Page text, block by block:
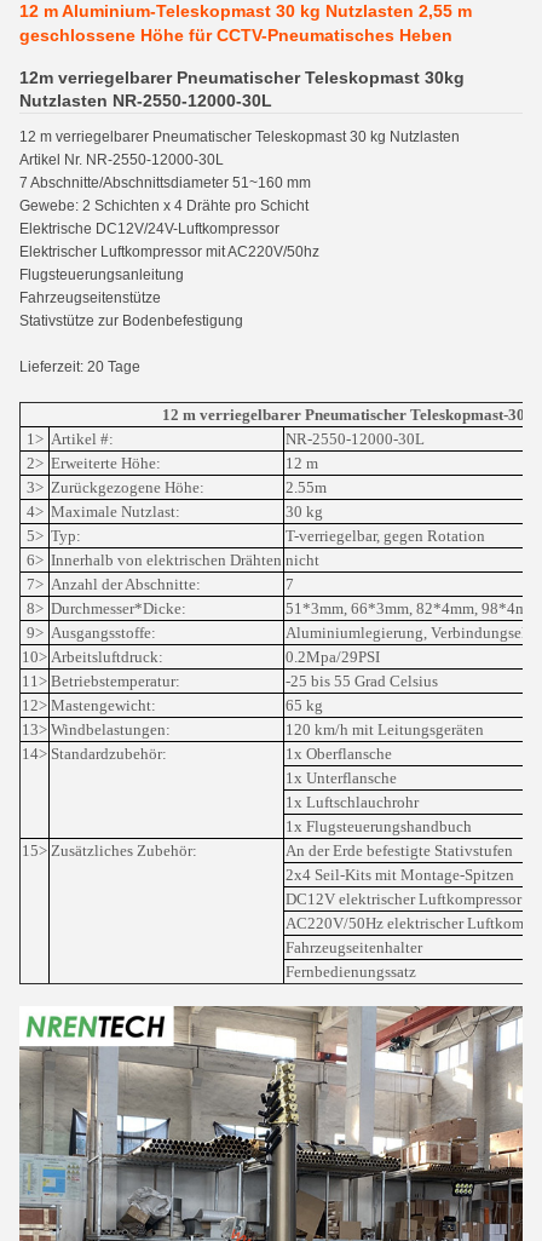
12 m Aluminium-Teleskopmast 30 kg Nutzlasten 2,55 m
geschlossene Höhe für CCTV-Pneumatisches Heben
12m verriegelbarer Pneumatischer Teleskopmast 30kg
Nutzlasten NR-2550-12000-30L
12 m verriegelbarer Pneumatischer Teleskopmast 30 kg Nutzlasten
Artikel Nr. NR-2550-12000-30L
7 Abschnitte/Abschnittsdiameter 51~160 mm
Gewebe: 2 Schichten x 4 Drähte pro Schicht
Elektrische DC12V/24V-Luftkompressor
Elektrischer Luftkompressor mit AC220V/50hz
Flugsteuerungsanleitung
Fahrzeugseitenstütze
Stativstütze zur Bodenbefestigung
Lieferzeit: 20 Tage
12 m verriegelbarer Pneumatischer Teleskopmast-30
1> Artikel #:
NR-2550-12000-30L
2> Erweiterte Höhe:
12 m
3> Zurückgezogene Höhe:
2.55m
4> Maximale Nutzlast:
30 kg
5> Typ:
T-verriegelbar, gegen Rotation
6> Innerhalb von elektrischen Drähten nicht
7> Anzahl der Abschnitte:
7
8> Durchmesser*Dicke:
51*3mm, 66*3mm, 82*4mm,
9> Ausgangsstoffe:
Aluminiumlegierung,
10> Arbeitsluftdruck:
0.2Mpa/29PSI
11> Betriebstemperatur:
-25 bis 55 Grad Celsius
12> Mastengewicht:
65 kg
13> Windbelastungen:
120 km/h mit Leitungsgeräten
14> Standardzubehör:
1x Oberflansche
1x Unterflansche
1x Luftschlauchrohr
1x Flugsteuerungshandbuch
15> Zusätzliches Zubehör:
An der Erde befestigte Stativstufen
2x4 Seil-Kits mit Montage-Spitzen
DC12V elektrischer Luftkompressor
AC220V/50Hz elektrischer
Fahrzeugseitenhalter
Fernbedienungssatz